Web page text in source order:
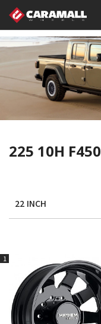
225 10H F450
22 INCH
1